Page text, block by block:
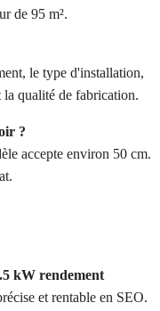
de 95 m².
le type d'installation,
la qualité de fabrication.
?
accepte environ 50 cm.
kW rendement
et rentable en SEO.